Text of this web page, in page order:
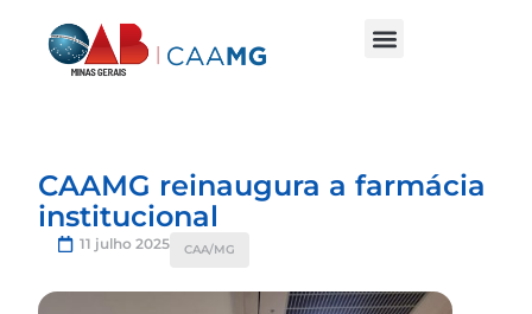
CAAMG reinaugura a farmácia
institucional
11 julho 2025 CAA/MG